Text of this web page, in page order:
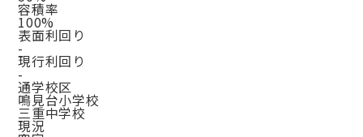
容積率
100%
表面利回り
-
現行利回り
-
通学校区
鳴見台小学校
三重中学校
現況